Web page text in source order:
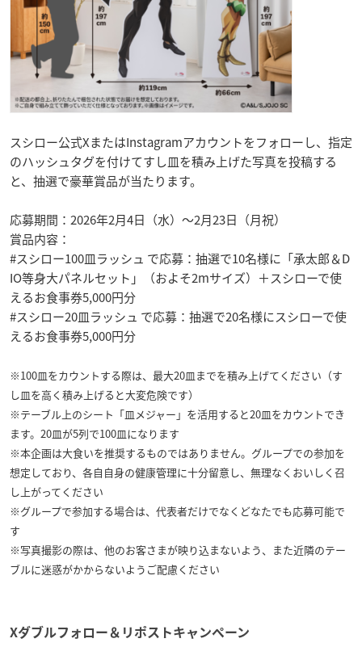
スシロー公式XまたはInstagramアカウントをフォローし、指定
のハッシュタグを付けてすし皿を積み上げた写真を投稿する
と、抽選で豪華賞品が当たります。
応募期間：2026年2月4日（水）～2月23日（月祝）
賞品内容：
#スシロー100皿ラッシュ で応募：抽選で10名様に「承太郎＆D
IO等身大パネルセット」（およそ2mサイズ）＋スシローで使
えるお食事券5,000円分
#スシロー20皿ラッシュ で応募：抽選で20名様にスシローで使
えるお食事券5,000円分
※100皿をカウントする際は、最大20皿までを積み上げてください（す
し皿を高く積み上げると大変危険です）
※テーブル上のシート「皿メジャー」を活用すると20皿をカウントでき
ます。20皿が5列で100皿になります
※本企画は大食いを推奨するものではありません。グループでの参加を
想定しており、各自自身の健康管理に十分留意し、無理なくおいしく召
し上がってください
※グループで参加する場合は、代表者だけでなくどなたでも応募可能で
す
※写真撮影の際は、他のお客さまが映り込まないよう、また近隣のテー
ブルに迷惑がかからないようご配慮ください
Xダブルフォロー＆リポストキャンペーン